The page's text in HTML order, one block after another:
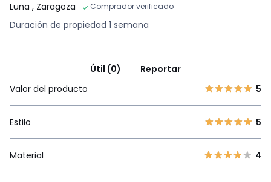
Luna , Zaragoza Comprador verificado
Duración de propiedad 1 semana
Útil (0)
Reportar
Valor del producto
5
Estilo 5
Material 4